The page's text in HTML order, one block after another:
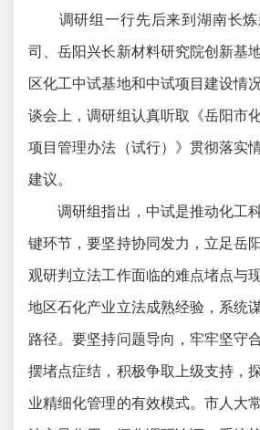
调研组一行先后来到湖南长炼
司、岳阳兴长新材料研究院创新基
区化工中试基地和中试项目建设情
谈会上，调研组认真听取《岳阳市
项目管理办法（试行）》贯彻落实
建议。
调研组指出，中试是推动化工
键环节，要坚持协同发力，立足岳
观研判立法工作面临的难点堵点与
地区石化产业立法成熟经验，系统
路径。要坚持问题导向，牢牢坚守
摆堵点症结，积极争取上级支持，
业精细化管理的有效模式。市人大